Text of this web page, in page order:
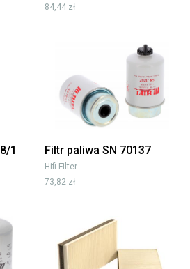
84,44 zł
1 Filtr paliwa SN 70137
Hifi Filter
73,82 zł